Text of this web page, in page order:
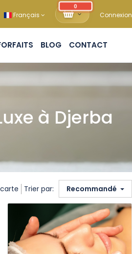
Français
0
Connexion
ET FORFAITS BLOG CONTACT
à Djerba
Trier par: Recommandé